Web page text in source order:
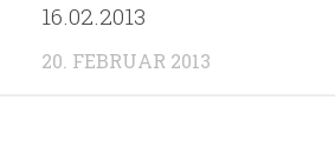
16.02.2013
20. FEBRUAR 2013